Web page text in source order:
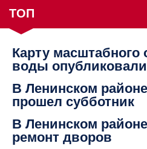
ТОП
Карту масштабного
воды
В Ленинском
прошел субботник
В Ленинском
ремонт дворов